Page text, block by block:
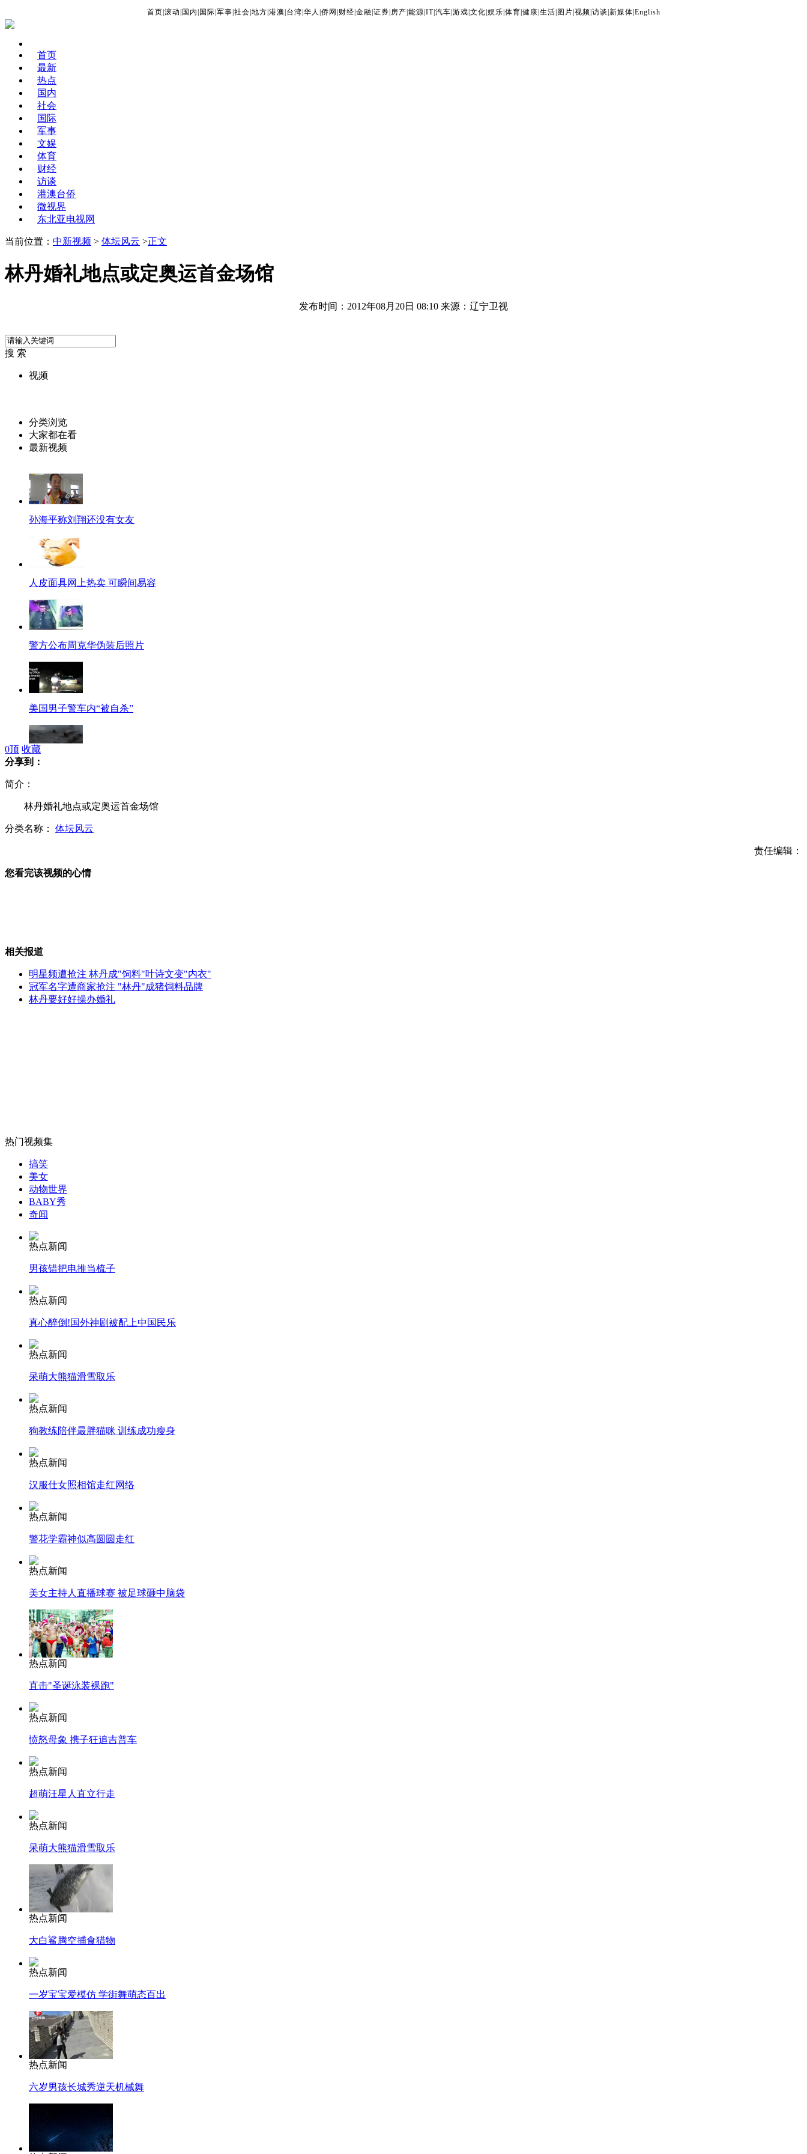
首页 滚动 国内 国际 军事 社会 地方 港澳 台湾 华人 侨网 财经 金融 证券 房产 能源 IT| 汽车 游戏 文化 娱乐 体育 健康 生活 图片 视频 访谈 新媒体 English
首页
最新
热点
国内
社会
国际
军事
文娱
体育
财经
访谈
港澳台侨
微视界
东北亚电视网
当前位置： 中新视频 > 体坛风云 >正文
林丹婚礼地点或定奥运首金场馆
发布时间：2012年08月20日 08:10 来源：辽宁卫视
搜 索
视频
分类浏览
大家都在看
最新视频
孙海平称刘翔还没有女友
人皮面具网上热卖 可瞬间易容
警方公布周克华伪装后照片
美国男子警车内“被自杀”
小伙花6万元造山寨版兰博基尼
店员给错彩票 男子"误"中百万
女孩北京地铁殴打老人 痛下狠手拳打脚踢
无痛分娩是否安全 医生回应
外交部：反对强权政治霸凌主义
安徽一实载49人客车翻车
消防员救轻生者 花炮节热闹非凡
司机酒驾遇交警 急速倒车逃窜
0顶 收藏
分享到：
简介：
林丹婚礼地点或定奥运首金场馆
分类名称： 体坛风云
责任编辑：
您看完该视频的心情
相关报道
明星频遭抢注 林丹成"饲料"叶诗文变"内衣"
冠军名字遭商家抢注 "林丹"成猪饲料品牌
林丹要好好操办婚礼
热门视频集
搞笑
美女
动物世界
BABY秀
奇闻
热点新闻
男孩错把电推当梳子
热点新闻
真心醉倒!国外神剧被配上中国民乐
热点新闻
呆萌大熊猫滑雪取乐
热点新闻
狗教练陪伴最胖猫咪 训练成功瘦身
热点新闻
汉服仕女照相馆走红网络
热点新闻
警花学霸神似高圆圆走红
热点新闻
美女主持人直播球赛 被足球砸中脑袋
热点新闻
直击"圣诞泳装裸跑"
热点新闻
愤怒母象 携子狂追吉普车
热点新闻
超萌汪星人直立行走
热点新闻
呆萌大熊猫滑雪取乐
热点新闻
大白鲨腾空捕食猎物
热点新闻
一岁宝宝爱模仿 学街舞萌态百出
热点新闻
六岁男孩长城秀逆天机械舞